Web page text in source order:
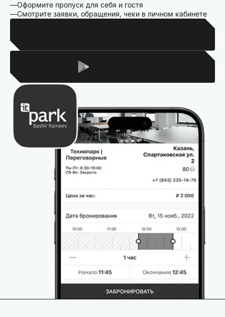
Оформите пропуск для себя и гостя
Смотрите заявки, обращения, чеки в личном кабинете